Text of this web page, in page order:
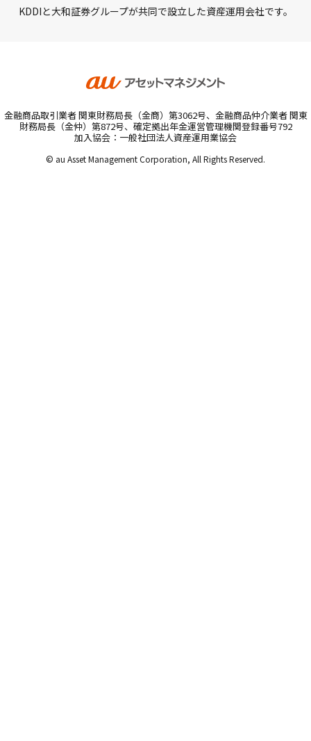
KDDIと大和証券グループが共同で設立した資産運用会社です。
金融商品取引業者 関東財務局長（金商）第3062号、金融商品仲介業者 関東
財務局長（金仲）第872号、確定拠出年金運営管理機関登録番号792
加入協会：一般社団法人資産運用業協会
© au Asset Management Corporation, All Rights Reserved.